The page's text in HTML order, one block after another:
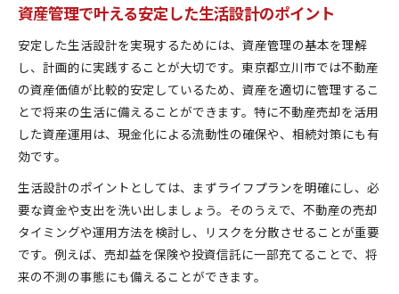
資産管理で叶える安定した生活設計のポイント
安定した生活設計を実現するためには、資産管理の基本を理解
し、計画的に実践することが大切です。東京都立川市では不動産
の資産価値が比較的安定しているため、資産を適切に管理するこ
とで将来の生活に備えることができます。特に不動産売却を活用
した資産運用は、現金化による流動性の確保や、相続対策にも有
効です。
生活設計のポイントとしては、まずライフプランを明確にし、必
要な資金や支出を洗い出しましょう。そのうえで、不動産の売却
タイミングや運用方法を検討し、リスクを分散させることが重要
です。例えば、売却益を保険や投資信託に一部充てることで、将
来の不測の事態にも備えることができます。